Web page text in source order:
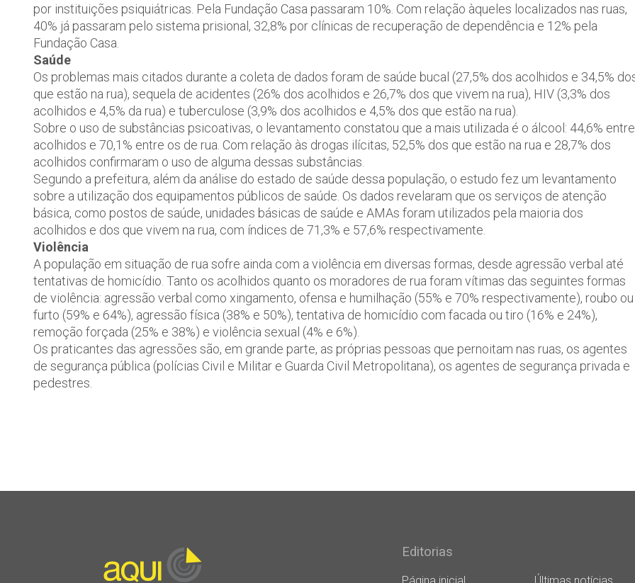
por instituições psiquiátricas. Pela Fundação Casa passaram 10%. Com relação àqueles localizados nas ruas,
40% já passaram pelo sistema prisional, 32,8% por clínicas de recuperação de dependência e 12% pela
Fundação Casa.
Saúde
Os problemas mais citados durante a coleta de dados foram de saúde bucal (27,5% dos acolhidos e 34,5%
que estão na rua), sequela de acidentes (26% dos acolhidos e 26,7% dos que vivem na rua), HIV (3,3% dos
acolhidos e 4,5% da rua) e tuberculose (3,9% dos acolhidos e 4,5% dos que estão na rua).
Sobre o uso de substâncias psicoativas, o levantamento constatou que a mais utilizada é o álcool: 44,6% entre
acolhidos e 70,1% entre os de rua. Com relação às drogas ilícitas, 52,5% dos que estão na rua e 28,7% dos
acolhidos confirmaram o uso de alguma dessas substâncias.
Segundo a prefeitura, além da análise do estado de saúde dessa população, o estudo fez um levantamento
sobre a utilização dos equipamentos públicos de saúde. Os dados revelaram que os serviços de atenção
básica, como postos de saúde, unidades básicas de saúde e AMAs foram utilizados pela maioria dos
acolhidos e dos que vivem na rua, com índices de 71,3% e 57,6% respectivamente.
Violência
A população em situação de rua sofre ainda com a violência em diversas formas, desde agressão verbal até
tentativas de homicídio. Tanto os acolhidos quanto os moradores de rua foram vítimas das seguintes formas
de violência: agressão verbal como xingamento, ofensa e humilhação (55% e 70% respectivamente), roubo ou
furto (59% e 64%), agressão física (38% e 50%), tentativa de homicídio com facada ou tiro (16% e 24%),
remoção forçada (25% e 38%) e violência sexual (4% e 6%).
Os praticantes das agressões são, em grande parte, as próprias pessoas que pernoitam nas ruas, os agentes
de segurança pública (polícias Civil e Militar e Guarda Civil Metropolitana), os agentes de segurança privada e
pedestres.
Editorias